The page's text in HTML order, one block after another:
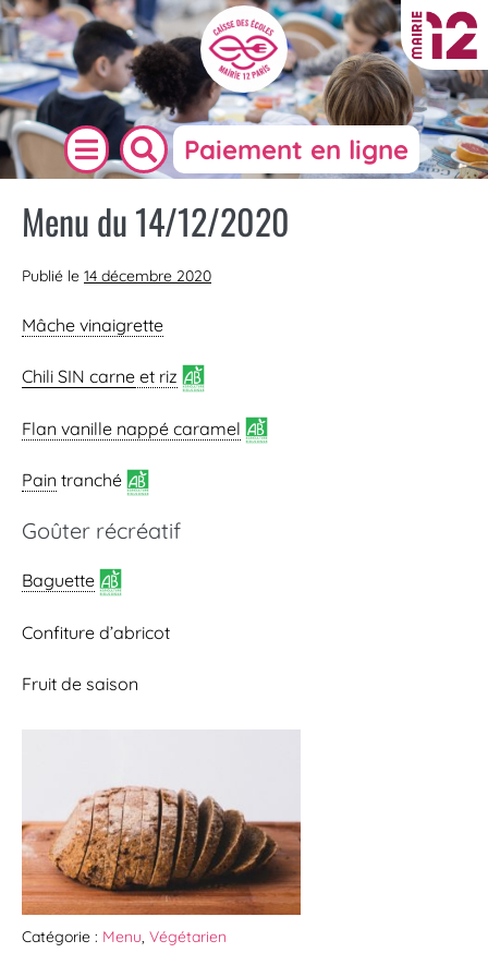
Paiement en ligne
Menu du 14/12/2020
Publié le 14 décembre 2020
Mâche vinaigrette
Chili SIN carne et riz
Flan vanille nappé caramel
Pain tranché
Goûter récréatif
Baguette
Confiture d’abricot
Fruit de saison
Catégorie : Menu, Végétarien